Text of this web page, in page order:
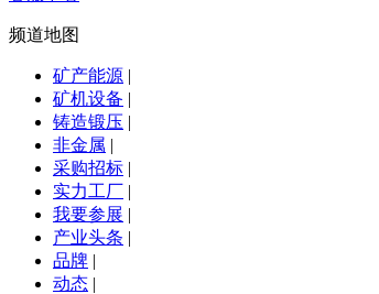
频道地图
矿产能源 |
矿机设备 |
铸造锻压 |
非金属 |
采购招标 |
实力工厂 |
我要参展 |
产业头条 |
品牌 |
动态 |